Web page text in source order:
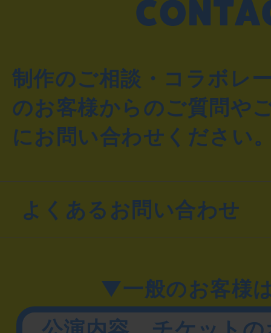
制作のご相談・コラボレ
のお客様からのご質問や
にお問い合わせください
よくあるお問い合わせ
▼一般のお客様